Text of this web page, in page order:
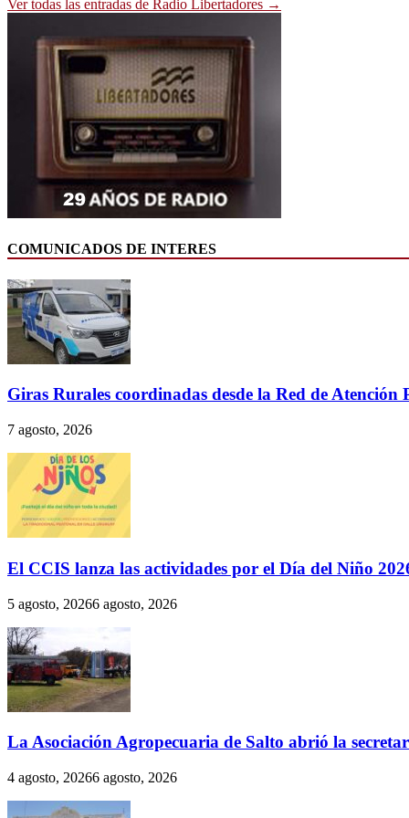
Ver todas las entradas de Radio Libertadores →
COMUNICADOS DE INTERES
Giras Rurales coordinadas desde la Red de Atención
7 agosto, 2026
El CCIS lanza las actividades por el Día del Niño
5 agosto, 20266 agosto, 2026
La Asociación Agropecuaria de Salto abrió la
4 agosto, 20266 agosto, 2026